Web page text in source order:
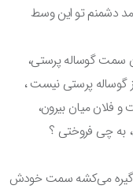
دشمنم تو این وسط
گوساله پرستی،
گوساله پرستی نیست ،
میان بیرون،
به چی فروختی ؟
می‌کشه سمت خودش